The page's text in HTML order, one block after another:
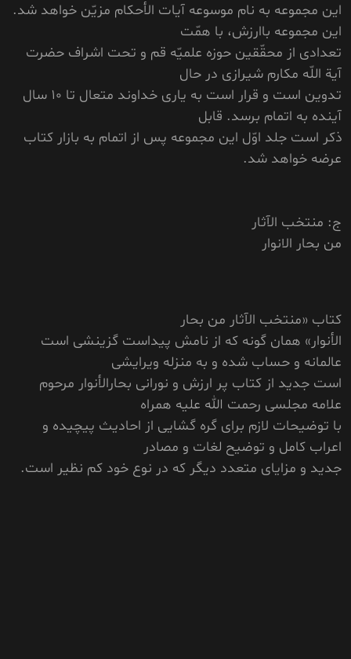
اين مجموعه به نام موسوعه آيات الأحکام مزيّن خواهد شد.
اين مجموعه باارزش، با همّت
تعدادى از محقّقين حوزه علميّه قم و تحت اشراف حضرت
آية اللّه مکارم شيرازى در حال
تدوين است و قرار است به يارى خداوند متعال تا 10 سال
آينده به اتمام برسد. قابل
ذکر است جلد اوّل اين مجموعه پس از اتمام به بازار کتاب
عرضه خواهد شد.
ج: منتخب الآثار
من بحار الانوار
کتاب «منتخب الآثار من بحار
الأنوار» همان گونه که از نامش پیداست گزینشی است
عالمانه و حساب شده و به منزله ویرایشی
است جدید از کتاب پر ارزش و نورانی بحارالأنوار مرحوم
علامه مجلسی رحمت الله علیه همراه
با توضیحات لازم برای گره گشایی از احادیث پیچیده و
اعراب کامل و توضیح لغات و مصادر
جدید و مزایای متعدد دیگر که در نوع خود کم نظیر است.